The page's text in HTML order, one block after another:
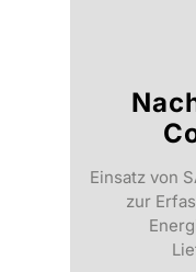
Einsatz von
zur